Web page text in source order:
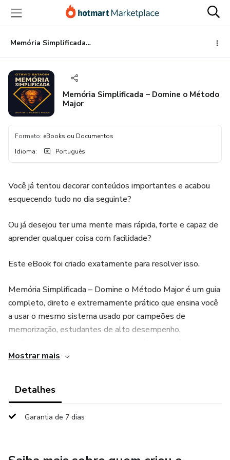
para
conteúdo
principal
para
pagamento
para
rodapé
Memória Simplificada – Domine o Método Major
Memória Simplificada – Domine o Método
Major
Formato: eBooks ou Documentos
Idioma: Português
Você já tentou decorar conteúdos importantes e acabou
esquecendo tudo no dia seguinte?
Ou já desejou ter uma mente mais rápida, forte e capaz de
aprender qualquer coisa com facilidade?
Este eBook foi criado exatamente para resolver isso.
Memória Simplificada – Domine o Método Major é um guia
completo, direto e extremamente prático que ensina você
a usar o mesmo sistema usado por campeões de
memorização, estudantes de alto desempenho,
que treinam a mente há séculos.
intuitiva — qualquer pessoa consegue aprender, mesmo
Mostrar mais
Detalhes
Garantia de 7 dias